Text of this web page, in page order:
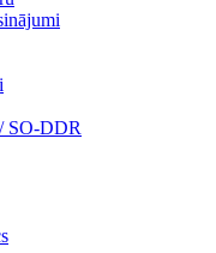
SO-DDR